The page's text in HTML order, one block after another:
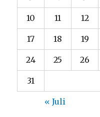
10 11 12
17 18 19
24 25 26
31
« Juli